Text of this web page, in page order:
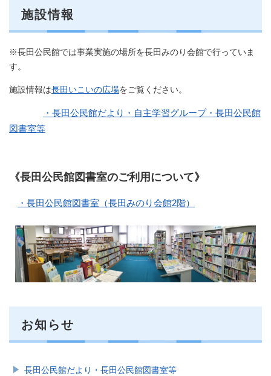
施設情報
※長田公民館では事業実施の場所を長田みのり会館で行っていま
す。
施設情報は長田いこいの広場をご覧ください。
・長田公民館だより・自主学習グループ・長田公民館
図書室等
《長田公民館図書室のご利用について》
・長田公民館図書室（長田みのり会館2階）
お知らせ
長田公民館だより・長田公民館図書室等